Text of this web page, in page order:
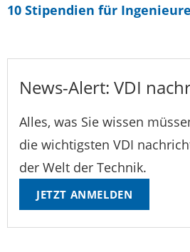
10 Stipendien für Ingenieure
News-Alert: VDI
Alles, was Sie wissen
die wichtigsten VDI
der Welt der Technik.
JETZT ANMELDEN